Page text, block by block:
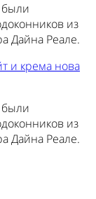
были
из
Дайна Реале.
были
из
Дайна Реале.